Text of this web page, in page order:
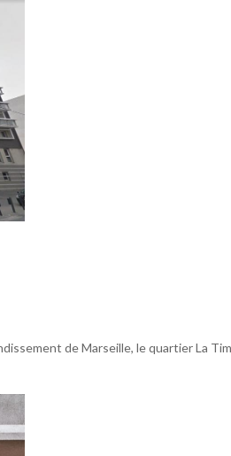
de Marseille, le quartier La